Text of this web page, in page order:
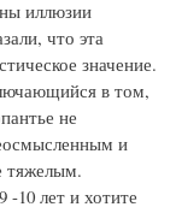
иллюзии
что эта
значение.
в том,
не
и
тяжелым.
-10 лет и хотите